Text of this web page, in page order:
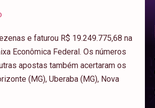
e faturou R$ 19.249.775,68 na
Econômica Federal. Os números
apostas também acertaram os
(MG), Uberaba (MG), Nova